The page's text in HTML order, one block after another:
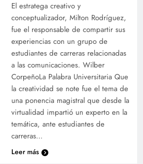
El estratega creativo y
conceptualizador, Milton Rodríguez,
fue el responsable de compartir sus
experiencias con un grupo de
estudiantes de carreras relacionadas
a las comunicaciones. Wilber
CorpeñoLa Palabra Universitaria Que
la creatividad se note fue el tema de
una ponencia magistral que desde la
virtualidad impartió un experto en la
temática, ante estudiantes de
carreras…
Leer más